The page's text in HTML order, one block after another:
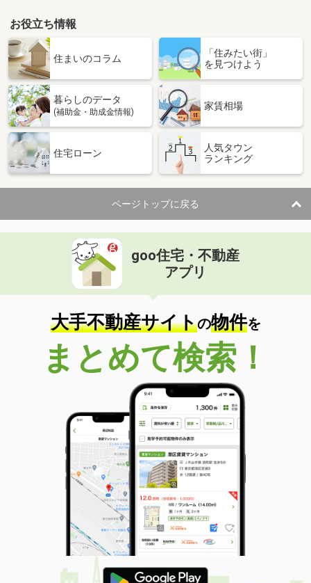
お役立ち情報
住まいのコラム
「住みたい街」
を見つけよう
暮らしのデータ
(補助金・助成金情報)
家賃相場
住宅ローン
人気タウン
ランキング
ページトップに戻る
goo住宅・不動産
アプリ
大手不動産サイトの物件を
まとめて検索！